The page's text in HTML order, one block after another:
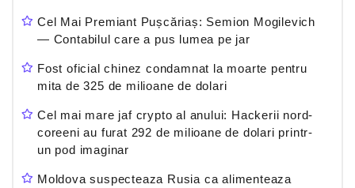
Cel Mai Premiant Pușcăriaș: Semion Mogilevich
— Contabilul care a pus lumea pe jar
Fost oficial chinez condamnat la moarte pentru
mita de 325 de milioane de dolari
Cel mai mare jaf crypto al anului: Hackerii nord-
coreeni au furat 292 de milioane de dolari printr-
un pod imaginar
Moldova suspecteaza Rusia ca alimenteaza